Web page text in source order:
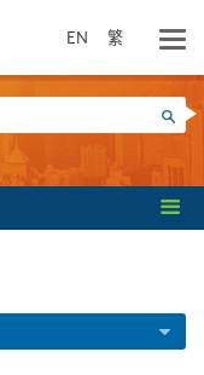
EN 繁
搜寻